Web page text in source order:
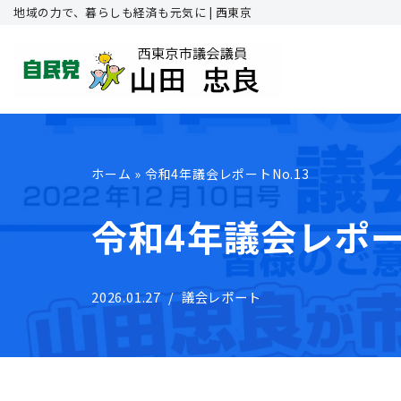
ン
テ
へ
地域の力で、暮らしも経済も元気に | 西東京
ホーム » 令和4年議会レポートNo.13
令和4年議会レポ
2026.01.27 議会レポート